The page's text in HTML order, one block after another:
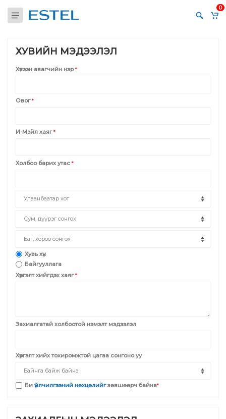
0
ХУВИЙН МЭДЭЭЛЭЛ
Хүлээн авагчийн нэр*
Овог*
И-Мэйл хаяг*
Холбоо барих утас*
Хувь хүн
Байгууллага
Хүргэлт хийгдэх хаяг*
Захиалгатай холбоотой нэмэлт мэдээлэл
Хүргэлт хийх тохиромжтой цагаа сонгоно уу
Би үйлчилгээний нөхцөлийг зөвшөөрч байна*